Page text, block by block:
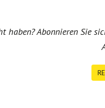
haben? Abonnieren Sie